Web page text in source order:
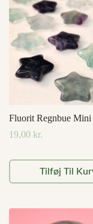
Fluorit Regnbue Mini
19,00 kr.
Tilføj Til